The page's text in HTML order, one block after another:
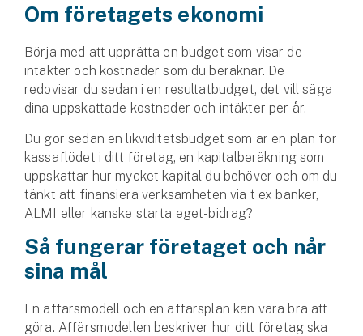
Om företagets ekonomi
Börja med att upprätta en budget som visar de
intäkter och kostnader som du beräknar. De
redovisar du sedan i en resultatbudget, det vill säga
dina uppskattade kostnader och intäkter per år.
Du gör sedan en likviditetsbudget som är en plan för
kassaflödet i ditt företag, en kapitalberäkning som
uppskattar hur mycket kapital du behöver och om du
tänkt att finansiera verksamheten via t ex banker,
ALMI eller kanske starta eget-bidrag?
Så fungerar företaget och når
sina mål
En affärsmodell och en affärsplan kan vara bra att
göra. Affärsmodellen beskriver hur ditt företag ska